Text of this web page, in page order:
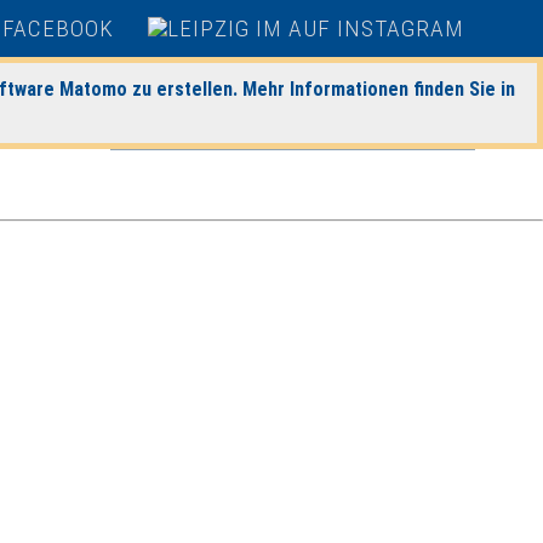
Matomo zu erstellen. Mehr Informationen finden Sie in
heute|morgen|Detaillierte Suche